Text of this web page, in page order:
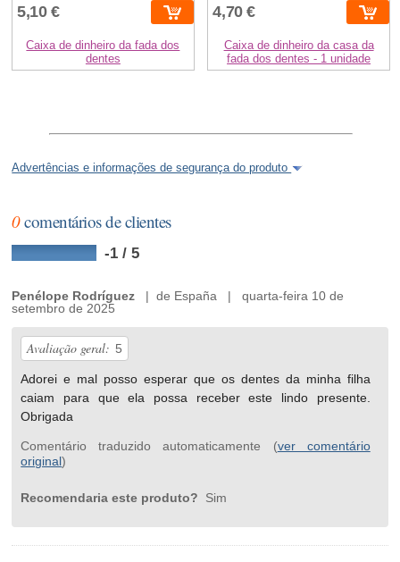
5,10 €
Caixa de dinheiro da fada dos
dentes
4,70 €
Caixa de dinheiro da casa da
fada dos dentes - 1 unidade
Advertências e informações de segurança do produto
0comentários de clientes
-1 / 5
Penélope Rodríguez | de España | quarta-feira 10 de
setembro de 2025
Avaliação geral: 5
Adorei e mal posso esperar que os dentes da minha filha
caiam para que ela possa receber este lindo presente.
Obrigada
Comentário traduzido automaticamente (ver comentário
original)
Recomendaria este produto? Sim